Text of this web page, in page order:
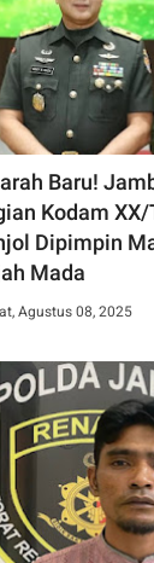
Baru!
Kodam
Dipimpin
Mada
Agustus 08, 2025